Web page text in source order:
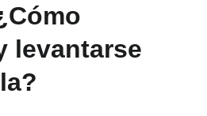
levantarse